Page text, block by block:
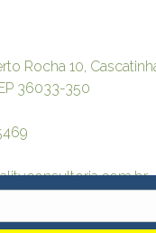
Rocha 10,
36033-350